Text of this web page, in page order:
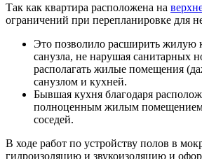
Так как квартира расположена на
ограничений при перепланировке для
Это позволило расширить жилую
санузла, не нарушая санитарных
располагать жилые помещения
санузлом и кухней.
Бывшая кухня благодаря
полноценным жилым помещением
соседей.
В ходе работ по устройству полов в
гидроизоляцию и звукоизоляцию и